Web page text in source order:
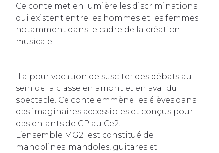
Ce conte met en lumière les discriminations
qui existent entre les hommes et les femmes
notamment dans le cadre de la création
musicale.
Il a pour vocation de susciter des débats au
sein de la classe en amont et en aval du
spectacle. Ce conte emmène les élèves dans
des imaginaires accessibles et conçus pour
des enfants de CP au Ce2.
L’ensemble MG21 est constitué de
mandolines, mandoles, guitares et